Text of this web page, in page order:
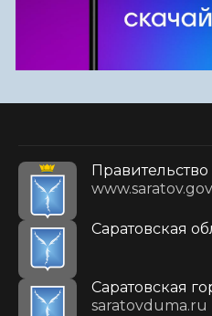
Саратовская
Саратовская
saratovduma.ru